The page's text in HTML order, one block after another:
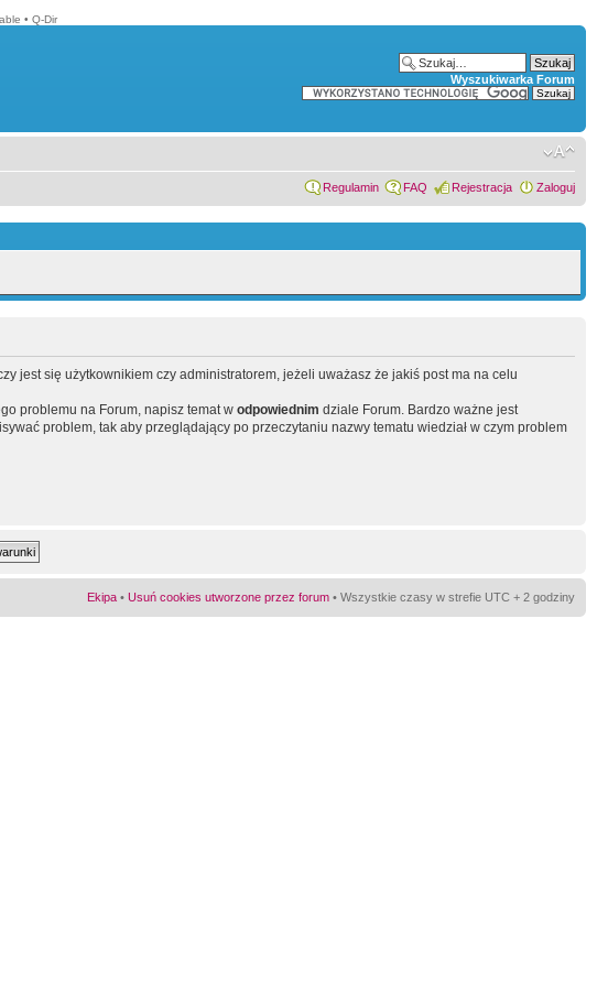
• Q-Dir
Wyszukiwarka Forum
Regulamin FAQ Rejestracja Zaloguj
jest się użytkownikiem czy administratorem, jeżeli uważasz że jakiś post ma na celu
problemu na Forum, napisz temat w odpowiednim dziale Forum. Bardzo ważne jest
problem, tak aby przeglądający po przeczytaniu nazwy tematu wiedział w czym problem
Ekipa • Usuń cookies utworzone przez forum • Wszystkie czasy w strefie UTC + 2 godziny